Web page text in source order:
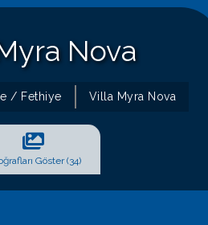
Nova
/ Fethiye Villa Myra Nova
Göster (34)